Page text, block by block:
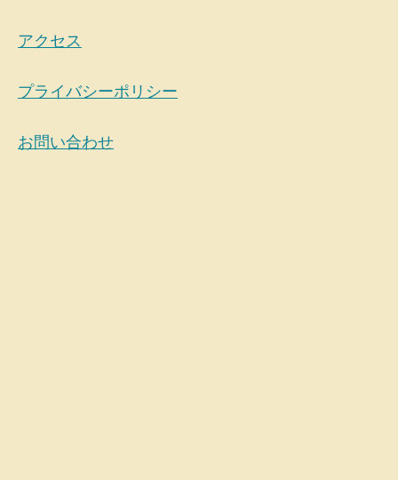
アクセス
プライバシーポリシー
お問い合わせ